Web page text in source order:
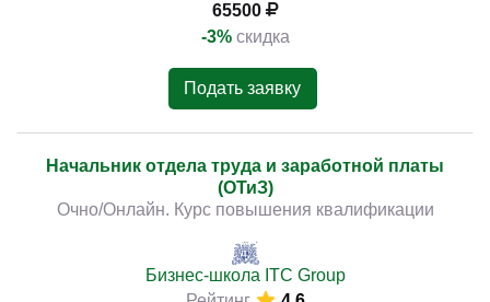
65500
-3% скидка
Подать заявку
Начальник отдела труда и заработной платы
(ОТиЗ)
Очно/Онлайн. Курс повышения квалификации
Бизнес-школа ITC Group